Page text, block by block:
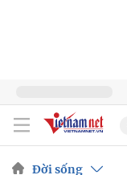
Đời sống